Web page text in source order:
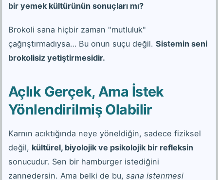
bir yemek kültürünün sonuçları mı?
Brokoli sana hiçbir zaman "mutluluk"
çağrıştırmadıysa… Bu onun suçu değil. Sistemin seni
brokolisiz yetiştirmesidir.
Açlık Gerçek, Ama İstek
Yönlendirilmiş Olabilir
Karnın acıktığında neye yöneldiğin, sadece fiziksel
değil, kültürel, biyolojik ve psikolojik bir refleksin
sonucudur. Sen bir hamburger istediğini
zannedersin. Ama belki de bu, sana istenmesi